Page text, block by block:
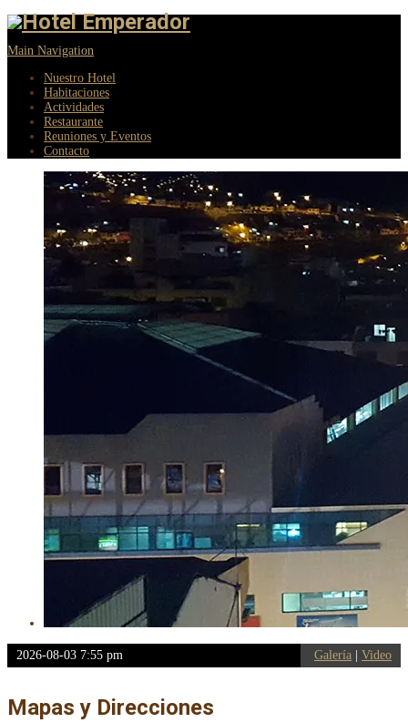
Main Navigation
Nuestro Hotel
Habitaciones
Actividades
Restaurante
Reuniones y Eventos
Contacto
2026-08-03 7:55 pm Galería Video
Mapas y Direcciones